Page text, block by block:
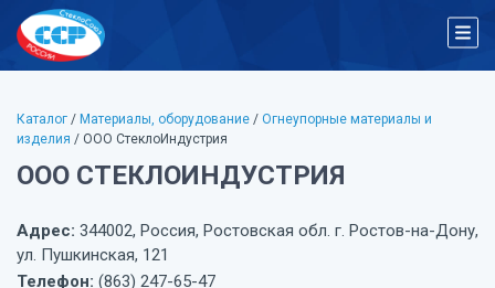
Каталог / Материалы, оборудование / Огнеупорные материалы и
изделия / ООО СтеклоИндустрия
ООО СТЕКЛОИНДУСТРИЯ
Адрес: 344002, Россия, Ростовская обл. г. Ростов-на-Дону,
ул. Пушкинская, 121
Телефон: (863) 247-65-47